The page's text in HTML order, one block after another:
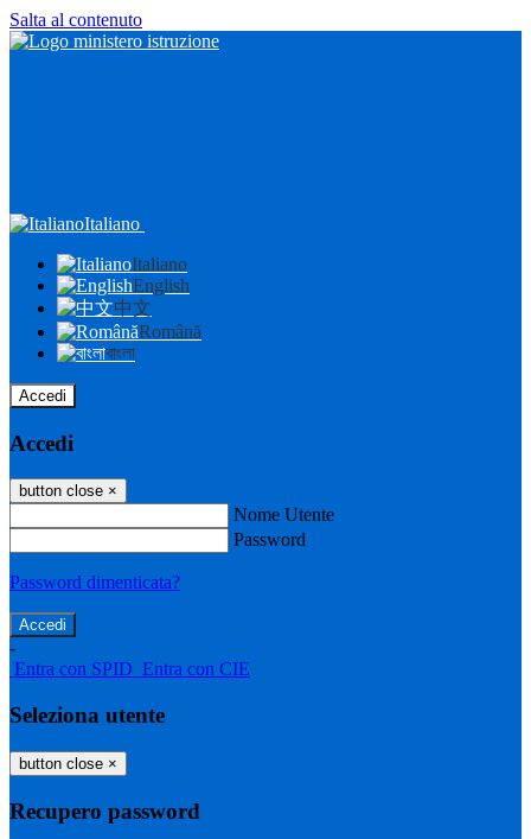
Salta al contenuto
Italiano
Italiano
English
中文
Română
বাংলা
Accedi
Accedi
button close ×
Nome Utente
Password
Password dimenticata?
-
Entra con SPID Entra con CIE
Seleziona utente
button close ×
Recupero password